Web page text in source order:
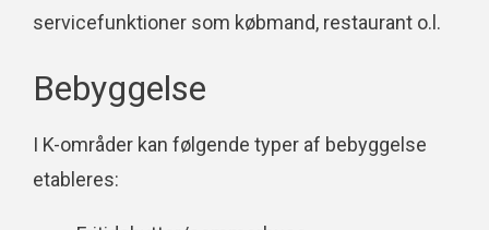
servicefunktioner som købmand, restaurant o.l.
Bebyggelse
I K-områder kan følgende typer af bebyggelse
etableres: